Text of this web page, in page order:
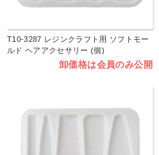
T10-3287 レジンクラフト用 ソフトモー
ルド ヘアアクセサリー (個)
卸価格は会員のみ公開